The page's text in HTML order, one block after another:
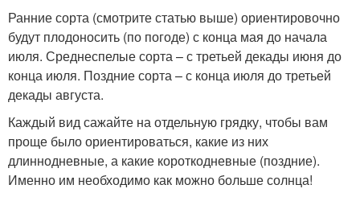
Ранние сорта (смотрите статью выше) ориентировочно
будут плодоносить (по погоде) с конца мая до начала
июля. Среднеспелые сорта – с третьей декады июня до
конца июля. Поздние сорта – с конца июля до третьей
декады августа.
Каждый вид сажайте на отдельную грядку, чтобы вам
проще было ориентироваться, какие из них
длиннодневные, а какие короткодневные (поздние).
Именно им необходимо как можно больше солнца!